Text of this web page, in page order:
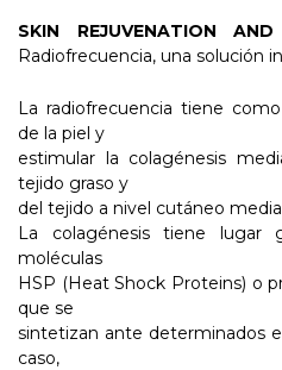
SKIN REJUVENATION
Radiofrecuencia, una solución
La radiofrecuencia tiene
de la piel y
estimular la colagénesis
tejido graso y
del tejido a nivel cutáneo
La colagénesis tiene lugar
moléculas
HSP (Heat Shock Proteins) o
que se
sintetizan ante determinados
caso,